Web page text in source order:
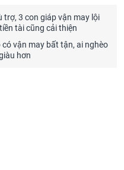
trợ, 3 con giáp vận may lội
tài cũng cải thiện
vận may bất tận, ai nghèo
hơn